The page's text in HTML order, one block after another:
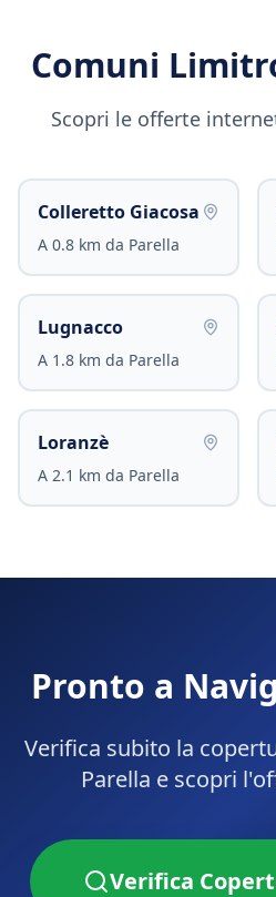
Comuni
Scopri le offerte
Colleretto Giacosa
A 0.8 km da Parella
Lugnacco
A 1.8 km da Parella
Loranzè
A 2.1 km da Parella
Pronto a
Verifica subito la
Parella e scopri
Verifica